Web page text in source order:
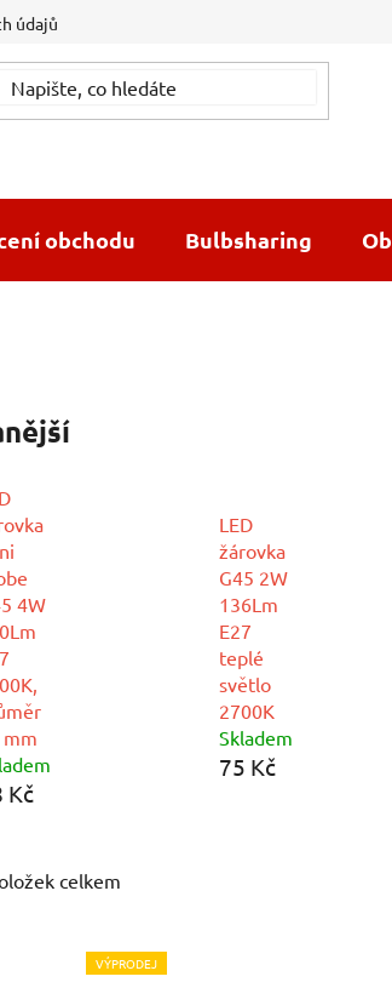
údajů
obchodu Bulbsharing
4W
Kč
LED
žárovka
G45 2W
136Lm
E27
teplé
světlo
2700K
Skladem
75 Kč
celkem
VÝPRODEJ